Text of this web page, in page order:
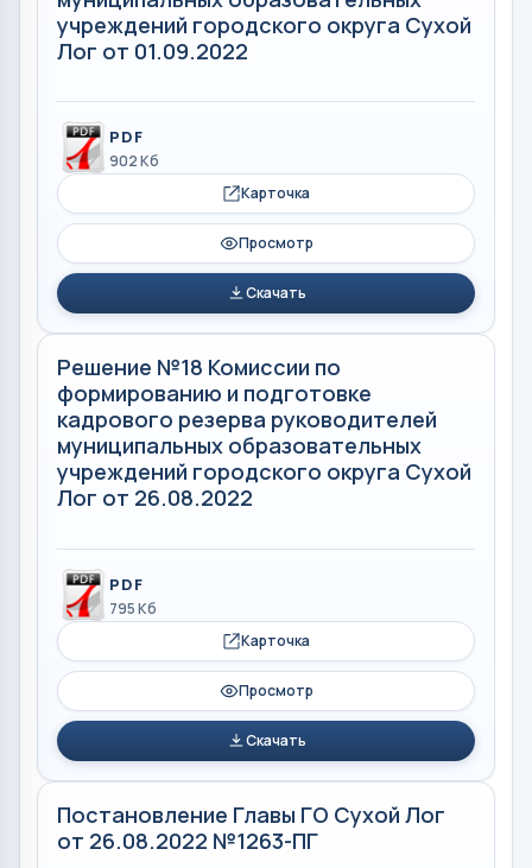
учреждений городского округа Сухой
Лог от 01.09.2022
PDF
902 Кб
Карточка
Просмотр
Скачать
Решение №18 Комиссии по
формированию и подготовке
кадрового резерва руководителей
муниципальных образовательных
учреждений городского округа Сухой
Лог от 26.08.2022
PDF
795 Кб
Карточка
Просмотр
Скачать
Постановление Главы ГО Сухой Лог
от 26.08.2022 №1263-ПГ